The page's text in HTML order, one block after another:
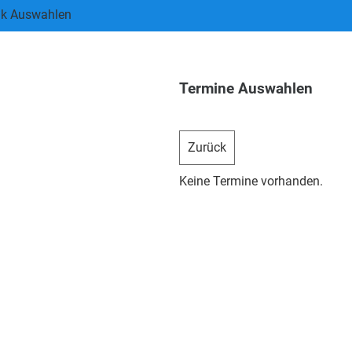
Auswahlen
Termine Auswahlen
Zurück
Keine Termine vorhanden.